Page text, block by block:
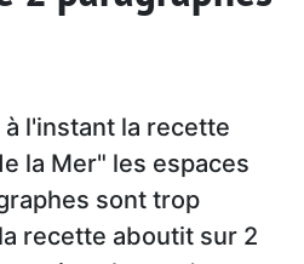
l'instant la recette
la Mer" les espaces
sont trop
recette aboutit sur 2